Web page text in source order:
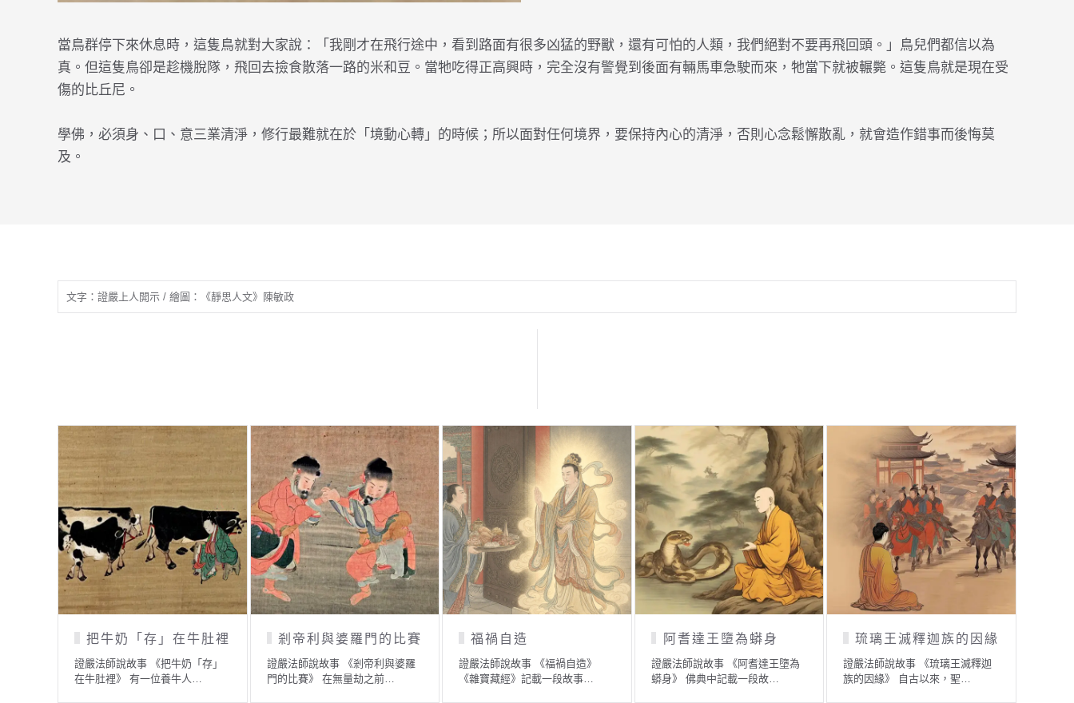
當鳥群停下來休息時，這隻鳥就對大家說：「我剛才在飛行途中，看到路面有很多凶猛的野獸，還有可怕的人類，我們絕對不要再飛回頭。」鳥兒們都信以為
真。但這隻鳥卻是趁機脫隊，飛回去撿食散落一路的米和豆。當牠吃得正高興時，完全沒有警覺到後面有輛馬車急駛而來，牠當下就被輾斃。這隻鳥就是現在受
傷的比丘尼。
學佛，必須身、口、意三業清淨，修行最難就在於「境動心轉」的時候；所以面對任何境界，要保持內心的清淨，否則心念鬆懈散亂，就會造作錯事而後悔莫
及。
文字：證嚴上人開示 / 繪圖：《靜思人文》陳敏政
把牛奶「存」在牛肚裡
證嚴法師說故事 《把牛奶「存」
在牛肚裡》 有一位養牛人…
剎帝利與婆羅門的比賽
證嚴法師說故事 《剎帝利與婆羅
門的比賽》 在無量劫之前…
福禍自造
證嚴法師說故事 《福禍自造》
《雜寶藏經》記載一段故事…
阿耆達王墮為蟒身
證嚴法師說故事 《阿耆達王墮為
蟒身》 佛典中記載一段故…
琉璃王滅釋迦族的因緣
證嚴法師說故事 《琉璃王滅釋迦
族的因緣》 自古以來，聖…